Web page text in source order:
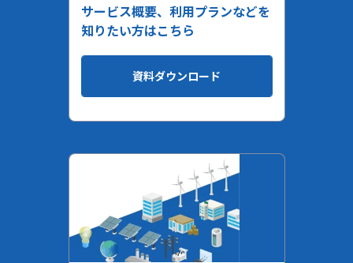
サービス概要、利用プランなどを
知りたい方はこちら
資料ダウンロード